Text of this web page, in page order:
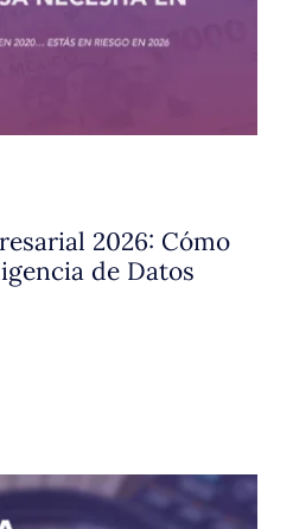
2026: Cómo
de Datos